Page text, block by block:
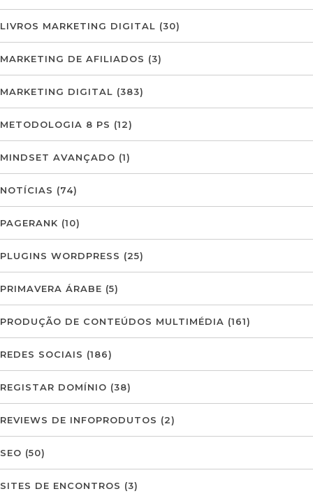
LIVROS MARKETING DIGITAL (30)
MARKETING DE AFILIADOS (3)
MARKETING DIGITAL (383)
METODOLOGIA 8 PS (12)
MINDSET AVANÇADO (1)
NOTÍCIAS (74)
PAGERANK (10)
PLUGINS WORDPRESS (25)
PRIMAVERA ÁRABE (5)
PRODUÇÃO DE CONTEÚDOS MULTIMÉDIA (161)
REDES SOCIAIS (186)
REGISTAR DOMÍNIO (38)
REVIEWS DE INFOPRODUTOS (2)
SEO (50)
SITES DE ENCONTROS (3)